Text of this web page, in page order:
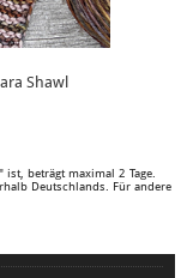
Shawl
beträgt maximal 2 Tage.
Deutschlands. Für andere